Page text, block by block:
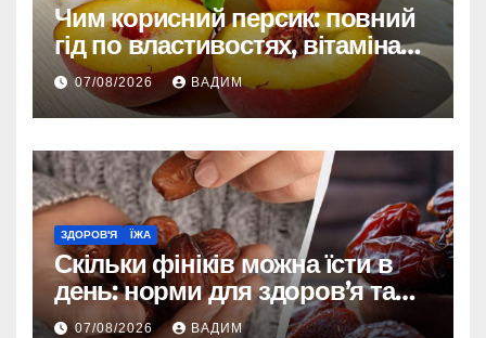
Чим корисний персик: повний
гід по властивостях, вітамінах і
впливі на організм
07/08/2026 ВАДИМ
ЗДОРОВ'Я ЇЖА
Скільки фініків можна їсти в
день: норми для здоров’я та
енергії
07/08/2026 ВАДИМ